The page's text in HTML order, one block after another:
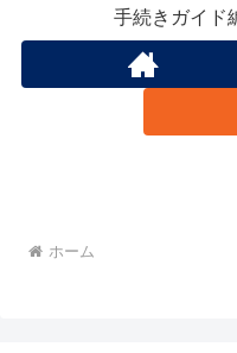
手続きガイド
ホーム